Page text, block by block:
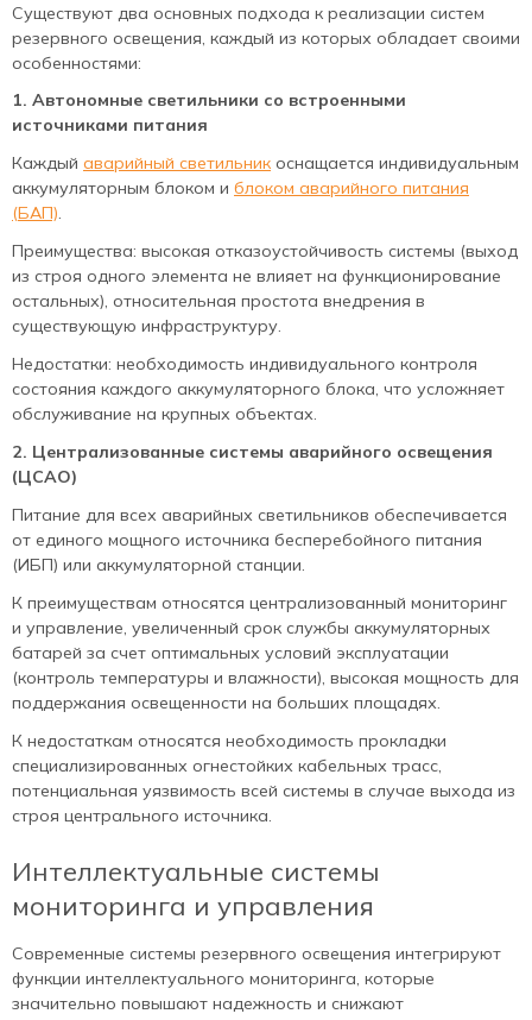
Существуют два основных подхода к реализации систем
резервного освещения, каждый из которых обладает своими
особенностями:
1. Автономные светильники со встроенными
источниками питания
Каждый аварийный светильник оснащается индивидуальным
аккумуляторным блоком и блоком аварийного питания
(БАП).
Преимущества: высокая отказоустойчивость системы (выход
из строя одного элемента не влияет на функционирование
остальных), относительная простота внедрения в
существующую инфраструктуру.
Недостатки: необходимость индивидуального контроля
состояния каждого аккумуляторного блока, что усложняет
обслуживание на крупных объектах.
2. Централизованные системы аварийного освещения
(ЦСАО)
Питание для всех аварийных светильников обеспечивается
от единого мощного источника бесперебойного питания
(ИБП) или аккумуляторной станции.
К преимуществам относятся централизованный мониторинг
и управление, увеличенный срок службы аккумуляторных
батарей за счет оптимальных условий эксплуатации
(контроль температуры и влажности), высокая мощность для
поддержания освещенности на больших площадях.
К недостаткам относятся необходимость прокладки
специализированных огнестойких кабельных трасс,
потенциальная уязвимость всей системы в случае выхода из
строя центрального источника.
Интеллектуальные системы
мониторинга и управления
Современные системы резервного освещения интегрируют
функции интеллектуального мониторинга, которые
значительно повышают надежность и снижают